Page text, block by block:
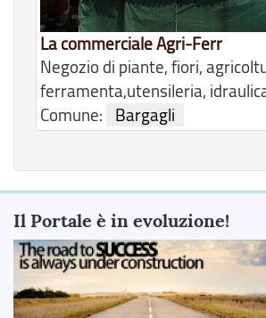
La commerciale Agri-Ferr
Negozio di piante, fiori,
ferramenta,utensileria,
Comune:
Bargagli
Il Portale è in evoluzione!